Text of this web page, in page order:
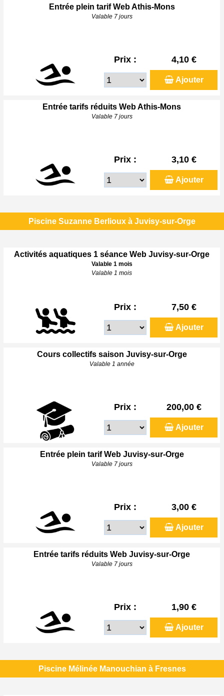
Entrée plein tarif Web Athis-Mons
Valable 7 jours
Prix : 4,10 €
Ajouter
Entrée tarifs réduits Web Athis-Mons
Valable 7 jours
Prix : 3,10 €
Ajouter
Piscine Suzanne Berlioux à Juvisy-sur-Orge
Activités aquatiques 1 séance Web Juvisy-sur-Orge
Valable 1 mois
Valable 1 mois
Prix : 7,50 €
Ajouter
Cours collectifs saison Juvisy-sur-Orge
Valable 1 année
Prix : 200,00 €
Ajouter
Entrée plein tarif Web Juvisy-sur-Orge
Valable 7 jours
Prix : 3,00 €
Ajouter
Entrée tarifs réduits Web Juvisy-sur-Orge
Valable 7 jours
Prix : 1,90 €
Ajouter
Piscine Mélinée Manouchian à Fresnes